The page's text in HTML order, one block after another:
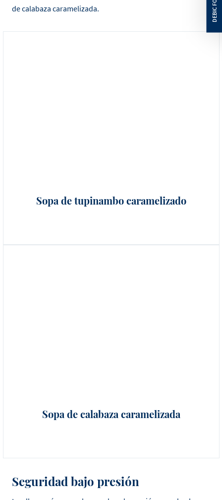
de calabaza caramelizada.
Sopa de tupinambo caramelizado
Sopa de calabaza caramelizada
Seguridad bajo presión